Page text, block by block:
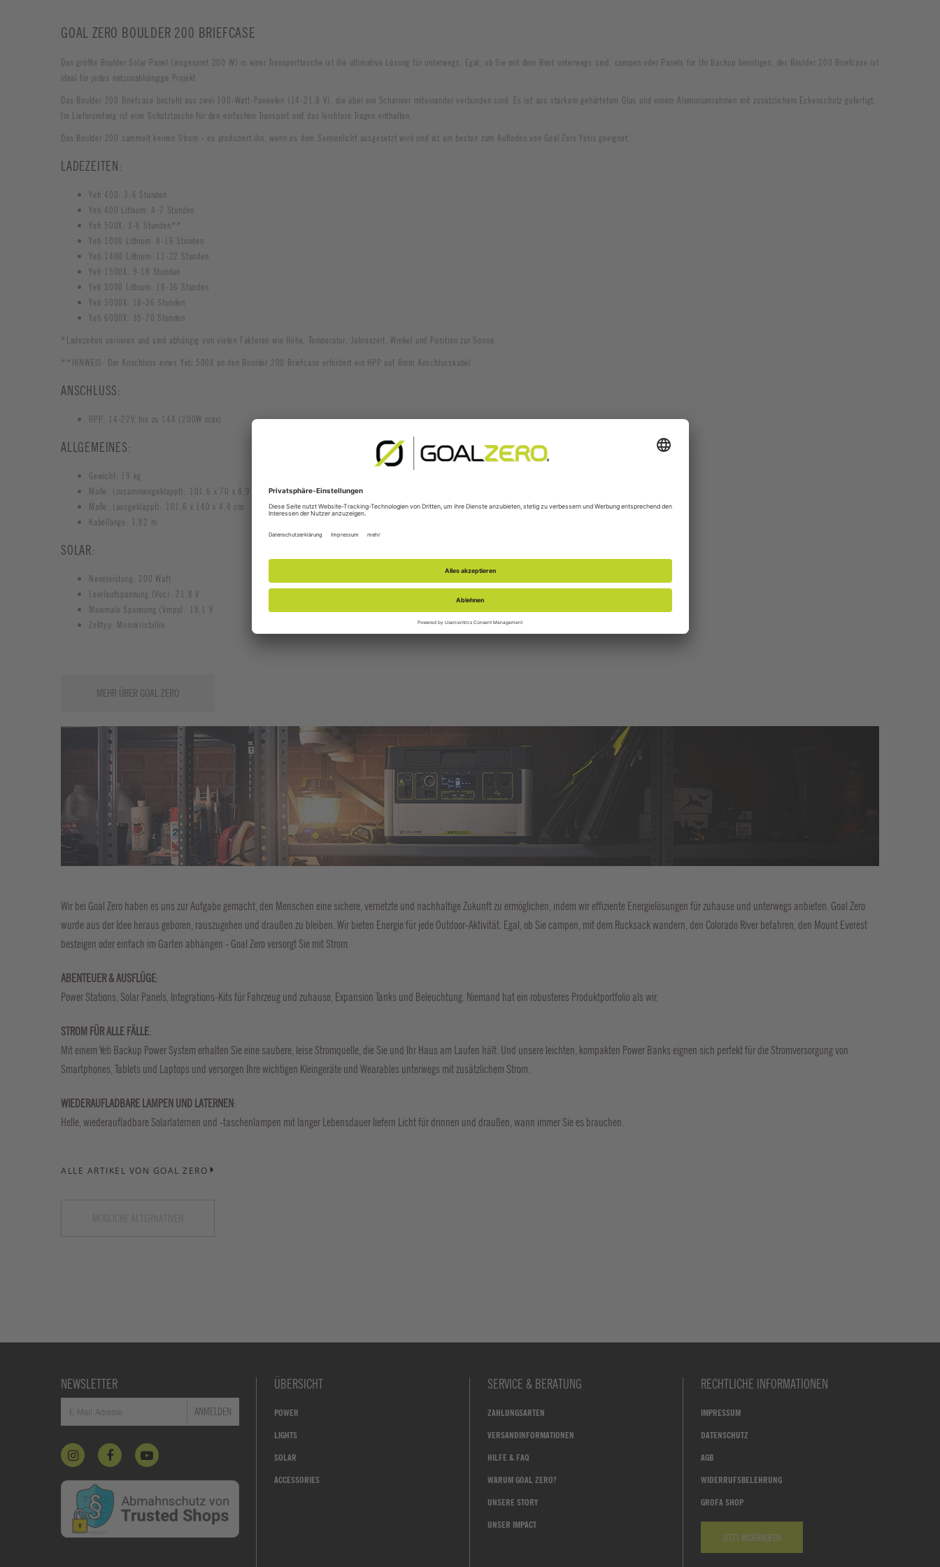
GOAL ZERO BOULDER 200 BRIEFCASE
Das größte Boulder Solar Panel (insgesamt 200 W) in einer Transporttasche ist die ultimative Lösung für unterwegs. Egal, ob Sie mit dem Boot unterwegs sind, campen oder Panels für Ihr Backup benötigen, der Boulder 200 Briefcase ist
ideal für jedes netzunabhängige Projekt.
Das Boulder 200 Briefcase besteht aus zwei 100-Watt-Paneelen (14-21,8 V), die über ein Scharnier miteinander verbunden sind. Es ist aus starkem gehärtetem Glas und einem Aluminiumrahmen mit zusätzlichem Eckenschutz gefertigt.
Im Lieferumfang ist eine Schutztasche für den einfachen Transport und das leichtere Tragen enthalten.
Das Boulder 200 sammelt keinen Strom - es produziert ihn, wenn es dem Sonnenlicht ausgesetzt wird und ist am besten zum Aufladen von Goal Zero Yetis geeignet.
LADEZEITEN:
Yeti 400: 3-6 Stunden
Yeti 400 Lithium: 4-7 Stunden
Yeti 500X: 3-6 Stunden**
Yeti 1000 Lithium: 8-16 Stunden
Yeti 1400 Lithium: 11-22 Stunden
Yeti 1500X: 9-18 Stunden
Yeti 3000 Lithium: 18-36 Stunden
Yeti 3000X: 18-36 Stunden
Yeti 6000X: 35-70 Stunden
*Ladezeiten variieren und sind abhängig von vielen Faktoren wie Höhe, Temperatur, Jahreszeit, Winkel und Position zur Sonne.
**HINWEIS: Der Anschluss eines Yeti 500X an den Boulder 200 Briefcase erfordert ein HPP auf 8mm Anschlusskabel
ANSCHLUSS:
HPP: 14-22V, bis zu 14A (200W max)
ALLGEMEINES:
Gewicht: 19 kg
Maße: (zusammengeklappt): 101,6 x 70 x 8,9 cm
Maße: (ausgeklappt): 101,6 x 140 x 4,4 cm
Kabellänge: 1,82 m
SOLAR:
Nennleistung: 200 Watt
Leerlaufspannung (Voc): 21,8 V
Maximale Spannung (Vmpp): 18,1 V
Zelltyp: Monokristallin
MEHR ÜBER GOAL ZERO
Wir bei Goal Zero haben es uns zur Aufgabe gemacht, den Menschen eine sichere, vernetzte und nachhaltige Zukunft zu ermöglichen, indem wir effiziente Energielösungen für zuhause und unterwegs anbieten. Goal Zero
wurde aus der Idee heraus geboren, rauszugehen und draußen zu bleiben. Wir bieten Energie für jede Outdoor-Aktivität. Egal, ob Sie campen, mit dem Rucksack wandern, den Colorado River befahren, den Mount Everest
besteigen oder einfach im Garten abhängen - Goal Zero versorgt Sie mit Strom.
ABENTEUER & AUSFLÜGE:
Power Stations, Solar Panels, Integrations-Kits für Fahrzeug und zuhause, Expansion Tanks und Beleuchtung. Niemand hat ein robusteres Produktportfolio als wir.
STROM FÜR ALLE FÄLLE:
Mit einem Yeti Backup Power System erhalten Sie eine saubere, leise Stromquelle, die Sie und Ihr Haus am Laufen hält. Und unsere leichten, kompakten Power Banks eignen sich perfekt für die Stromversorgung von
Smartphones, Tablets und Laptops und versorgen Ihre wichtigen Kleingeräte und Wearables unterwegs mit zusätzlichem Strom.
WIEDERAUFLADBARE LAMPEN UND LATERNEN:
Helle, wiederaufladbare Solarlaternen und -taschenlampen mit langer Lebensdauer liefern Licht für drinnen und draußen, wann immer Sie es brauchen.
ALLE ARTIKEL VON GOAL ZERO
NEWSLETTER
ANMELDEN
ÜBERSICHT
POWER
LIGHTS
SOLAR
ACCESSORIES
SERVICE & BERATUNG
ZAHLUNGSARTEN
VERSANDINFORMATIONEN
HILFE & FAQ
WARUM GOAL ZERO?
UNSERE STORY
UNSER IMPACT
RECHTLICHE INFORMATIONEN
IMPRESSUM
DATENSCHUTZ
AGB
WIDERRUFSBELEHRUNG
GROFA SHOP
JETZT WIDERRUFEN